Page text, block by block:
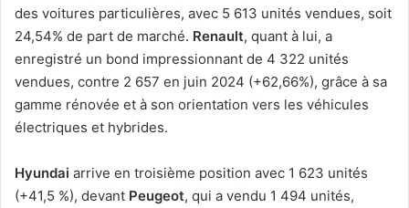
des voitures particulières, avec 5 613 unités vendues, soit
24,54% de part de marché. Renault, quant à lui, a
enregistré un bond impressionnant de 4 322 unités
vendues, contre 2 657 en juin 2024 (+62,66%), grâce à sa
gamme rénovée et à son orientation vers les véhicules
électriques et hybrides.
Hyundai arrive en troisième position avec 1 623 unités
(+41,5 %), devant Peugeot, qui a vendu 1 494 unités,